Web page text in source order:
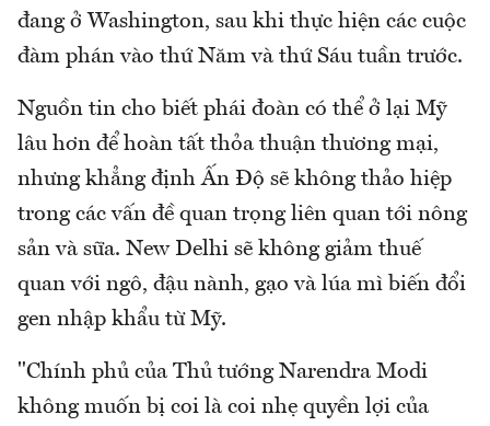
đang ở Washington, sau khi thực hiện các cuộc
đàm phán vào thứ Năm và thứ Sáu tuần trước.
Nguồn tin cho biết phái đoàn có thể ở lại Mỹ
lâu hơn để hoàn tất thỏa thuận thương mại,
nhưng khẳng định Ấn Độ sẽ không thảo hiệp
trong các vấn đề quan trọng liên quan tới nông
sản và sữa. New Delhi sẽ không giảm thuế
quan với ngô, đậu nành, gạo và lúa mì biến đổi
gen nhập khẩu từ Mỹ.
"Chính phủ của Thủ tướng Narendra Modi
không muốn bị coi là coi nhẹ quyền lợi của